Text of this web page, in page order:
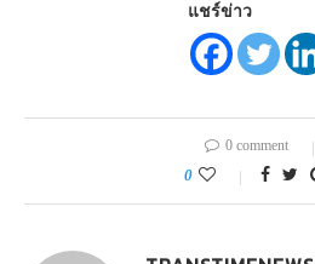
แชร์ข่าว
0 comment
0